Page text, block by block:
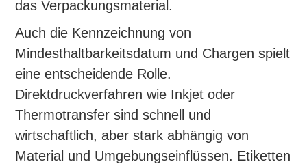
das Verpackungsmaterial.
Auch die Kennzeichnung von
Mindesthaltbarkeitsdatum und Chargen spielt
eine entscheidende Rolle.
Direktdruckverfahren wie Inkjet oder
Thermotransfer sind schnell und
wirtschaftlich, aber stark abhängig von
Material und Umgebungseinflüssen. Etiketten